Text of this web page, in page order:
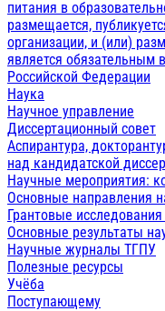
питания в
размещается,
организации, и (или)
является обязательным
Российской Федерации
Наука
Научное управление
Диссертационный совет
Аспирантура,
над кандидатской
Научные мероприятия:
Основные направления
Грантовые
Основные результаты
Научные журналы ТГПУ
Полезные ресурсы
Учёба
Поступающему